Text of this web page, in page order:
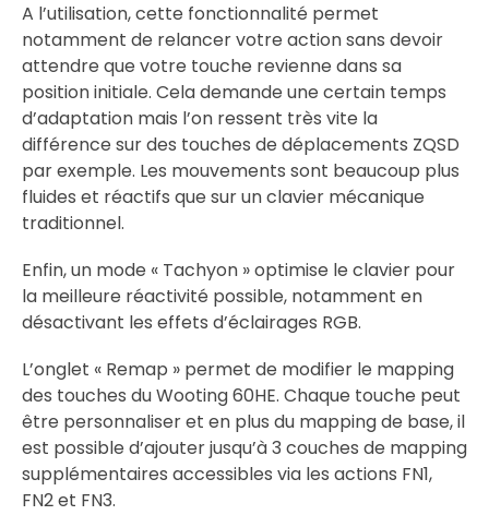
A l’utilisation, cette fonctionnalité permet
notamment de relancer votre action sans devoir
attendre que votre touche revienne dans sa
position initiale. Cela demande une certain temps
d’adaptation mais l’on ressent très vite la
différence sur des touches de déplacements ZQSD
par exemple. Les mouvements sont beaucoup plus
fluides et réactifs que sur un clavier mécanique
traditionnel.
Enfin, un mode « Tachyon » optimise le clavier pour
la meilleure réactivité possible, notamment en
désactivant les effets d’éclairages RGB.
L’onglet « Remap » permet de modifier le mapping
des touches du Wooting 60HE. Chaque touche peut
être personnaliser et en plus du mapping de base, il
est possible d’ajouter jusqu’à 3 couches de mapping
supplémentaires accessibles via les actions FN1,
FN2 et FN3.